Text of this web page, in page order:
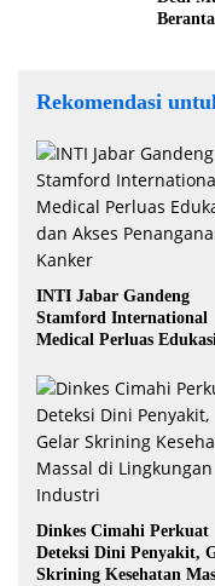
Rekomendasi
INTI Jabar Gandeng
Stamford International
Medical Perluas
Dinkes Cimahi Perkuat
Deteksi Dini Penyakit,
Skrining Kesehatan